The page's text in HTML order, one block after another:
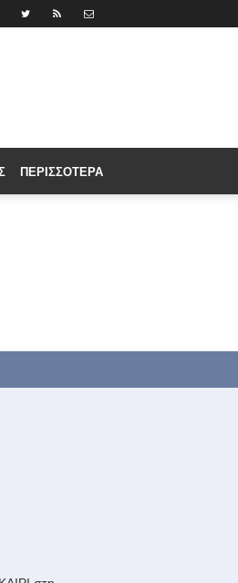
ΠΕΡΙΣΣΟΤΕΡΑ